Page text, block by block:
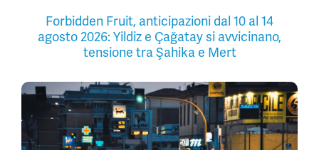
Forbidden Fruit, anticipazioni dal 10 al 14
agosto 2026: Yildiz e Çağatay si avvicinano,
tensione tra Şahika e Mert